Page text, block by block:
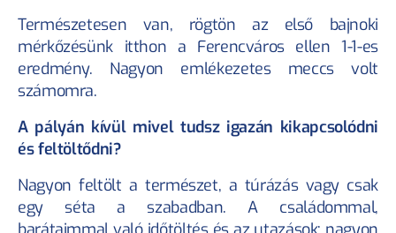
Természetesen van, rögtön az első bajnoki
mérkőzésünk itthon a Ferencváros ellen 1-1-es
eredmény. Nagyon emlékezetes meccs volt
számomra.
A pályán kívül mivel tudsz igazán kikapcsolódni
és feltöltődni?
Nagyon feltölt a természet, a túrázás vagy csak
egy séta a szabadban. A családommal,